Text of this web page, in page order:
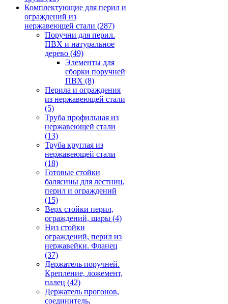
Комплектующие для перил и
ограждений из
нержавеющей стали (287)
Поручни для перил.
ПВХ и натуральное
дерево (49)
Элементы для
сборки поручней
ПВХ (8)
Перила и ограждения
из нержавеющей стали
(5)
Труба профильная из
нержавеющей стали
(13)
Труба круглая из
нержавеющей стали
(18)
Готовые стойки
балясины для лестниц,
перил и ограждений
(15)
Верх стойки перил,
ограждений, шары (4)
Низ стойки
ограждений, перил из
нержавейки. Фланец
(37)
Держатель поручней.
Крепление, ложемент,
палец (42)
Держатель прогонов,
соединитель,